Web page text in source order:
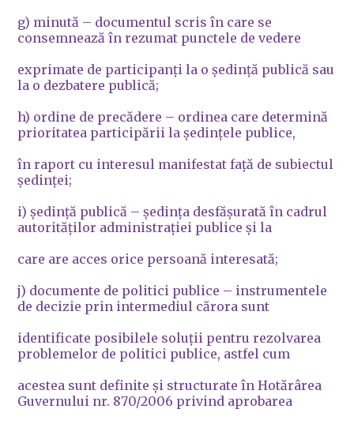
g) minută – documentul scris în care se
consemnează în rezumat punctele de vedere
exprimate de participanţi la o şedinţă publică sau
la o dezbatere publică;
h) ordine de precădere – ordinea care determină
prioritatea participării la şedinţele publice,
în raport cu interesul manifestat faţă de subiectul
şedinţei;
i) şedinţă publică – şedinţa desfăşurată în cadrul
autorităţilor administraţiei publice şi la
care are acces orice persoană interesată;
j) documente de politici publice – instrumentele
de decizie prin intermediul cărora sunt
identificate posibilele soluţii pentru rezolvarea
problemelor de politici publice, astfel cum
acestea sunt definite şi structurate în Hotărârea
Guvernului nr. 870/2006 privind aprobarea